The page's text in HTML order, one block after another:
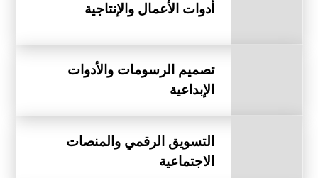
أدوات الأعمال والإنتاجية
تصميم الرسومات والأدوات
الإبداعية
التسويق الرقمي والمنصات
الاجتماعية